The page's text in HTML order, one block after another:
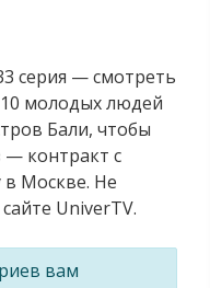
серия — смотреть
молодых людей
Бали, чтобы
— контракт с
Москве. Не
UniverTV.
вам